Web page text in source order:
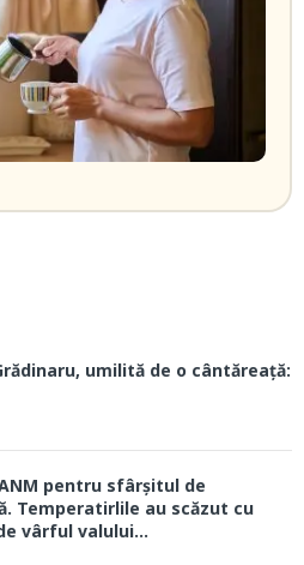
umilită de o cântăreață:
pentru sfârșitul de
Temperatirlile au scăzut cu
vârful valului...